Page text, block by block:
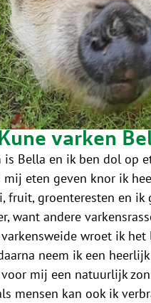
varken
is Bella en ik ben dol op
mij eten geven knor ik
fruit, groenteresten en ik
want andere
wroet ik
neem ik een
mij een natuurlijk
mensen kan ook ik